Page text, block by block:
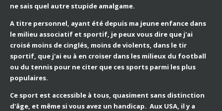
ne sais quel autre stupide amalgame.
A titre personnel, ayant été depuis ma jeune enfance dans
le milieu associatif et sportif, je peux vous dire que j'ai
croisé moins de cinglés, moins de violents, dans le tir
sportif, que j'ai eu à en croiser dans les milieux du football
ou du tennis pour ne citer que ces sports parmi les plus
populaires.
Ce sport est accessible à tous, quasiment sans distinction
d'âge, et même si vous avez un handicap. Aux USA, il y a